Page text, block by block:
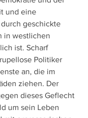
und eine
geschickte
in westlichen
ist. Scharf
Politiker
an, die im
ziehen. Der
dieses Geflecht
um sein Leben